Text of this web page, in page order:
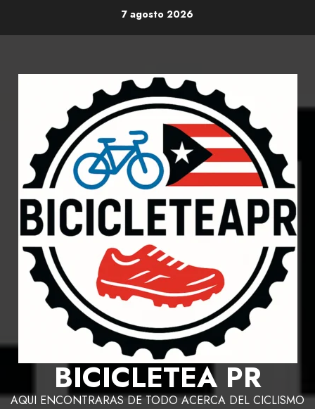
7 agosto 2026
BICICLETEA PR
AQUI ENCONTRARAS DE TODO ACERCA DEL CICLISMO